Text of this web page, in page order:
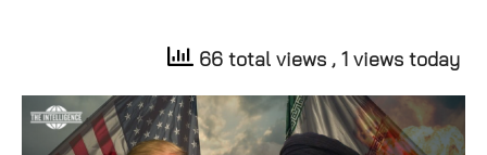
66 total views , 1 views today